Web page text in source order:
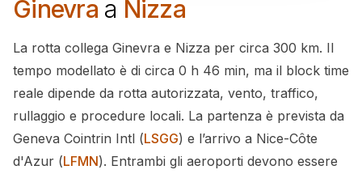
Ginevra a Nizza
La rotta collega Ginevra e Nizza per circa 300 km. Il
tempo modellato è di circa 0 h 46 min, ma il block time
reale dipende da rotta autorizzata, vento, traffico,
rullaggio e procedure locali. La partenza è prevista da
Geneva Cointrin Intl (LSGG) e l’arrivo a Nice-Côte
d'Azur (LFMN). Entrambi gli aeroporti devono essere